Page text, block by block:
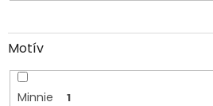
Motív
Minnie 1